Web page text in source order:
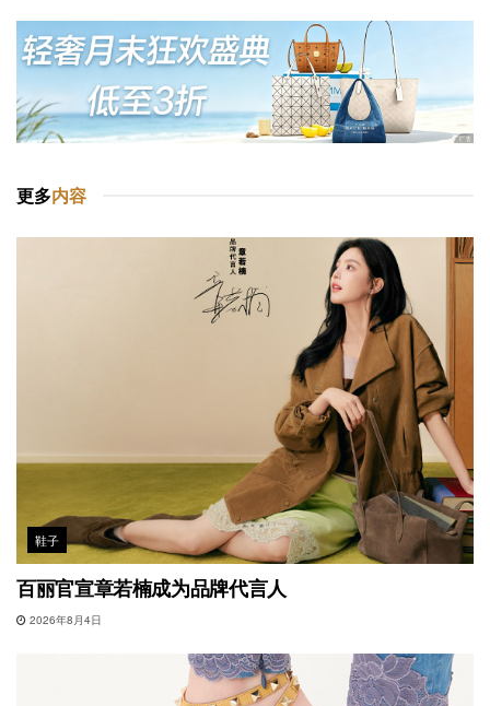
更多内容
鞋子
百丽官宣章若楠成为品牌代言人
2026年8月4日